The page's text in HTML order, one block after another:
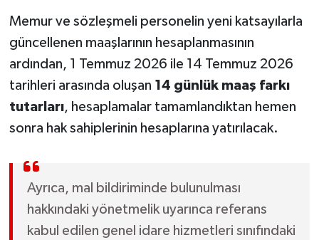
Memur ve sözleşmeli personelin yeni katsayılarla
güncellenen maaşlarının hesaplanmasının
ardından, 1 Temmuz 2026 ile 14 Temmuz 2026
tarihleri arasında oluşan 14 günlük maaş farkı
tutarları, hesaplamalar tamamlandıktan hemen
sonra hak sahiplerinin hesaplarına yatırılacak.
Ayrıca, mal bildiriminde bulunulması
hakkındaki yönetmelik uyarınca referans
kabul edilen genel idare hizmetleri sınıfındaki